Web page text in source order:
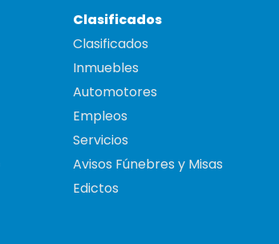
Clasificados
Clasificados
Inmuebles
Automotores
Empleos
Servicios
Avisos Fúnebres y Misas
Edictos